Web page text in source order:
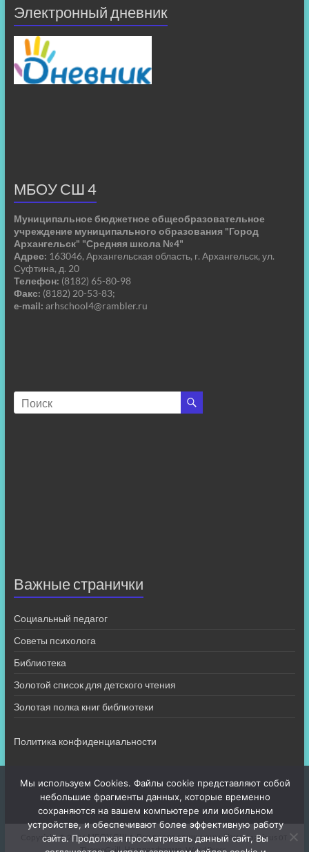
Электронный дневник
МБОУ СШ 4
Муниципальное бюджетное общеобразовательное
учреждение муниципального образования "Город
Архангельск" "Средняя школа №4"
Адрес: 163046, Архангельская область, г. Архангельск, ул.
Суфтина, д. 20
Телефон: (8182) 65-80-98
Факс: (8182) 20-53-83;
e-mail: arhschool4@rambler.ru
Важные странички
Социальный педагог
Советы психолога
Библиотека
Золотой список для детского чтения
Золотая полка книг библиотеки
Политика конфиденциальности
Copyright © 2026МБОУ СШ 4. Все права защищены. ТемаSpacious
ThemeGrill. На платформе:WordPress.
Мы используем Cookies. Файлы cookie представляют собой
небольшие фрагменты данных, которые временно
сохраняются на вашем компьютере или мобильном
устройстве, и обеспечивают более эффективную работу
сайта. Продолжая просматривать данный сайт, Вы